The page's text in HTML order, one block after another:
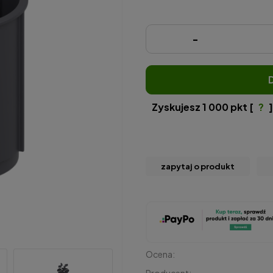
Ocena:
-
Zyskujesz1 000 pkt [ ? ]
zapytaj o produkt